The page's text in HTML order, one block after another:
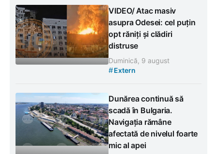
VIDEO/ Atac masiv
asupra Odesei: cel puțin
opt răniți și clădiri
distruse
Duminică, 9 august
#Extern
Dunărea continuă să
scadă în Bulgaria.
Navigația rămâne
afectată de nivelul foarte
mic al apei